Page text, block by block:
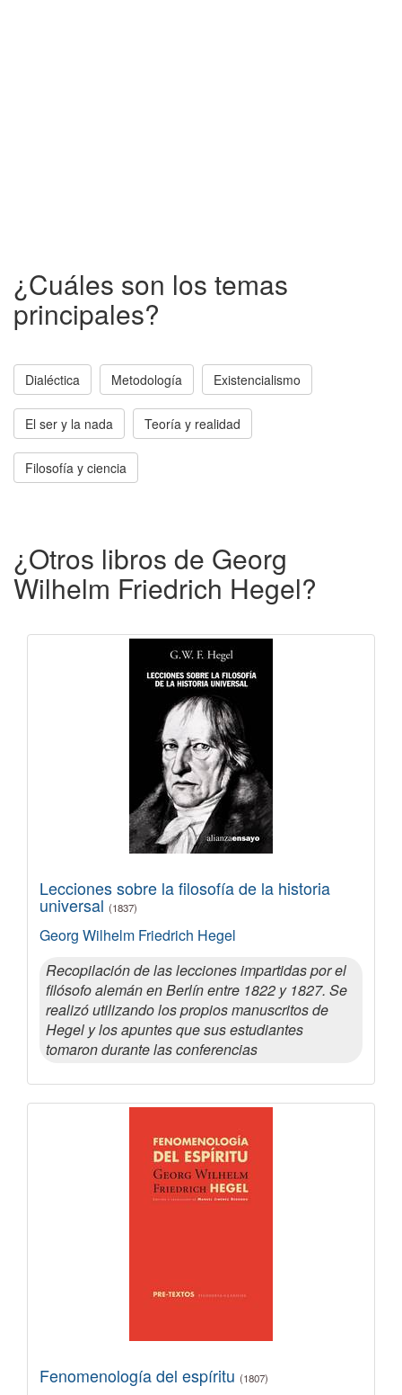
¿Cuáles son los temas
principales?
Dialéctica Metodología Existencialismo
El ser y la nada Teoría y realidad
Filosofía y ciencia
¿Otros libros de Georg
Wilhelm Friedrich Hegel?
Lecciones sobre la filosofía de la historia
universal (1837)
Georg Wilhelm Friedrich Hegel
Recopilación de las lecciones impartidas por el
filósofo alemán en Berlín entre 1822 y 1827. Se
realizó utilizando los propios manuscritos de
Hegel y los apuntes que sus estudiantes
tomaron durante las conferencias
Fenomenología del espíritu (1807)